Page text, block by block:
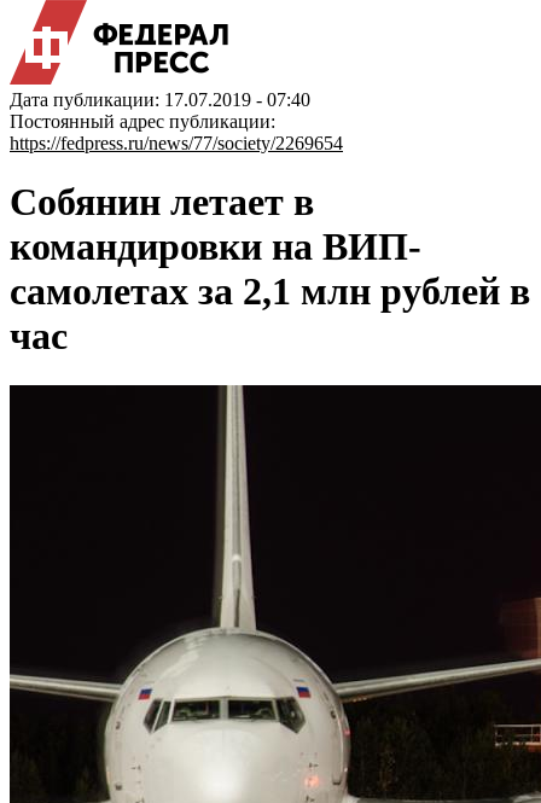
Дата публикации: 17.07.2019 - 07:40
Постоянный адрес публикации:
https://fedpress.ru/news/77/society/2269654
Собянин летает в
командировки на ВИП-
самолетах за 2,1 млн рублей в
час